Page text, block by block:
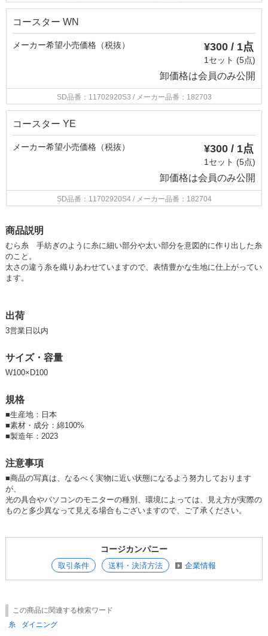
コースター WN
メーカー希望小売価格（税抜） ¥300 / 1点
1セット (5点)
卸価格は会員のみ公開
SD品番：11702920S3 / メーカー品番：182703
コースター YE
メーカー希望小売価格（税抜） ¥300 / 1点
1セット (5点)
卸価格は会員のみ公開
SD品番：11702920S4 / メーカー品番：182704
商品説明
むら糸 手紡ぎのように糸に細い部分や太い部分を意図的に作り出した糸
のこと。
太さの違う糸を織りあわせていますので、表情豊かな生地に仕上がってい
ます。
出荷
3営業日以内
サイズ・容量
W100×D100
規格
■生産地：日本
■素材・成分：綿100%
■製造年：2023
注意事項
■商品の写真は、なるべく実物に近い状態になるよう努力しております
が、
光の具合やパソコンのモニターの種別、環境によっては、見え方が実際の
ものと多少異なって見える場合もございますので、ご了承ください。
コージカンパニー
取引条件 送料・決済方法 企業情報
この商品に関連する検索ワード
糸
ダイニング